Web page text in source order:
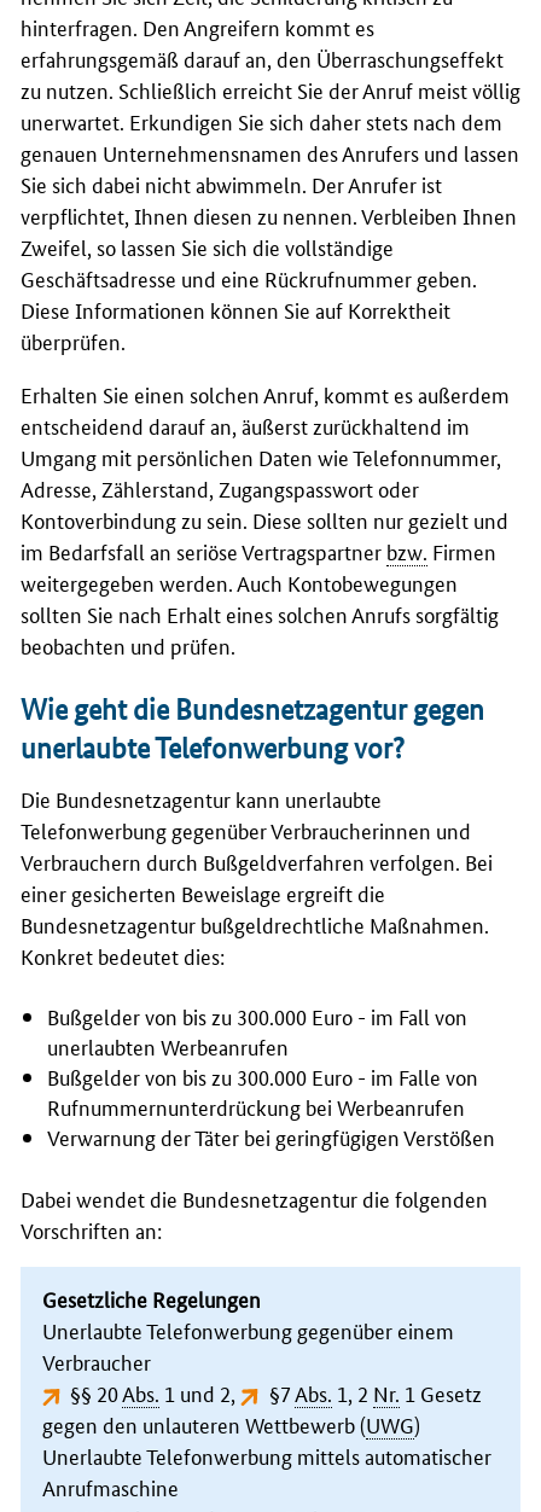
hinterfragen. Den Angreifern kommt es
erfahrungsgemäß darauf an, den Überraschungseffekt
zu nutzen. Schließlich erreicht Sie der Anruf meist völlig
unerwartet. Erkundigen Sie sich daher stets nach dem
genauen Unternehmensnamen des Anrufers und lassen
Sie sich dabei nicht abwimmeln. Der Anrufer ist
verpflichtet, Ihnen diesen zu nennen. Verbleiben Ihnen
Zweifel, so lassen Sie sich die vollständige
Geschäftsadresse und eine Rückrufnummer geben.
Diese Informationen können Sie auf Korrektheit
überprüfen.
Erhalten Sie einen solchen Anruf, kommt es außerdem
entscheidend darauf an, äußerst zurückhaltend im
Umgang mit persönlichen Daten wie Telefonnummer,
Adresse, Zählerstand, Zugangspasswort oder
Kontoverbindung zu sein. Diese sollten nur gezielt und
im Bedarfsfall an seriöse Vertragspartner bzw. Firmen
weitergegeben werden. Auch Kontobewegungen
sollten Sie nach Erhalt eines solchen Anrufs sorgfältig
beobachten und prüfen.
Wie geht die Bundesnetzagentur gegen
unerlaubte Telefonwerbung vor?
Die Bundesnetzagentur kann unerlaubte
Telefonwerbung gegenüber Verbraucherinnen und
Verbrauchern durch Bußgeldverfahren verfolgen. Bei
einer gesicherten Beweislage ergreift die
Bundesnetzagentur bußgeldrechtliche Maßnahmen.
Konkret bedeutet dies:
Bußgelder von bis zu 300.000 Euro - im Fall von
unerlaubten Werbeanrufen
Bußgelder von bis zu 300.000 Euro - im Falle von
Rufnummernunterdrückung bei Werbeanrufen
Verwarnung der Täter bei geringfügigen Verstößen
Dabei wendet die Bundesnetzagentur die folgenden
Vorschriften an:
Gesetzliche Regelungen
Unerlaubte Telefonwerbung gegenüber einem
Verbraucher
§§ 20Abs. 1 und 2 §7 Abs. 1, 2 Nr. 1 Gesetz
gegen den unlauteren Wettbewerb (UWG)
Unerlaubte Telefonwerbung mittels automatischer
Anrufmaschine